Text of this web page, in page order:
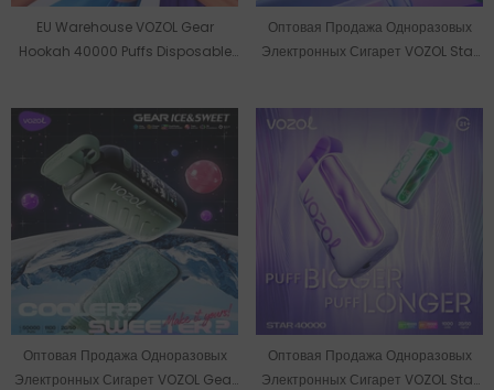
EU Warehouse VOZOL Gear
Hookah 40000 Puffs Disposable
Оптовая Продажа Одноразовых
Электронных Сигарет VOZOL Star
Оптовая Продажа Одноразовых
Электронных Сигарет VOZOL Gear
Оптовая Продажа Одноразовых
Электронных Сигарет VOZOL Star